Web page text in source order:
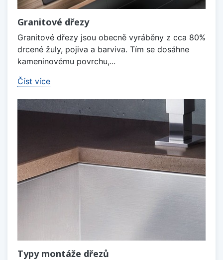
Granitové dřezy
Granitové dřezy jsou obecně vyráběny z cca 80%
drcené žuly, pojiva a barviva. Tím se dosáhne
kameninovému povrchu,...
Číst více
Typy montáže dřezů